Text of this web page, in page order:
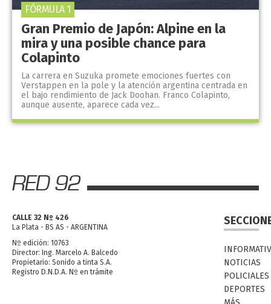
Gran Premio de Japón: Alpine en la
mira y una posible chance para
Colapinto
La carrera en Suzuka promete emociones fuertes con
Verstappen en la pole y la atención argentina centrada en
el bajo rendimiento de Jack Doohan. Franco Colapinto,
aunque ausente, aparece cada vez...
FÓRMULA 1
CALLE 32 Nº 426
La Plata - BS AS - ARGENTINA
Nº edición: 10763
Director: Ing. Marcelo A. Balcedo
Propietario: Sonido a tinta S.A.
Registro D.N.D.A. Nº en trámite
NOTICIAS
POLICIALES
DEPORTES